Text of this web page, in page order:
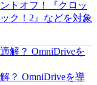
トオフ！『クロッ
ク！2』などを対象
？ OmniDriveを導